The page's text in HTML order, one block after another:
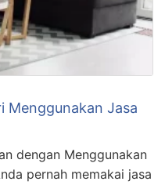
Menggunakan Jasa
dengan Menggunakan
pernah memakai jasa